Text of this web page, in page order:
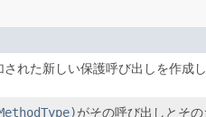
れた新しい保護呼び出しを作成し
がその呼び出しとそ